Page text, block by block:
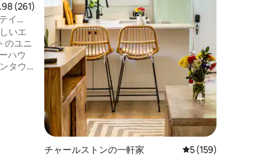
ュー261件、5つ星中4.98つ星の平均評価
(261)
イ
）
いエ
のユニ
ハウ
チャールストンの一軒家 レビュー159件、5
5 (159)